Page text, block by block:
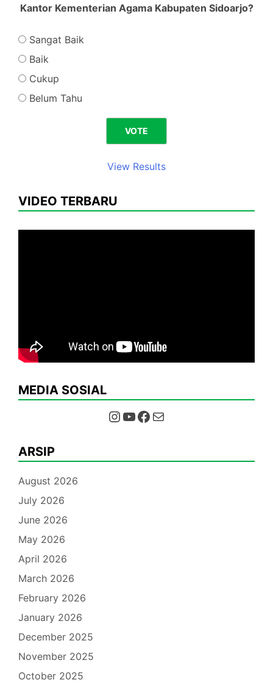
Kantor Kementerian Agama Kabupaten Sidoarjo?
Sangat Baik
Baik
Cukup
Belum Tahu
View Results
VIDEO TERBARU
MEDIA SOSIAL
Instagram YouTube Facebook Mail
ARSIP
August 2026
July 2026
June 2026
May 2026
April 2026
March 2026
February 2026
January 2026
December 2025
November 2025
October 2025